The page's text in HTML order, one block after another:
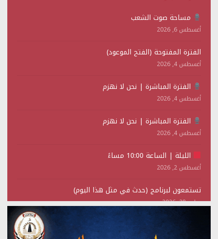
مساحة صوت الشعب
أغسطس 6, 2026
الفترة المفتوحة (الفتح الموعود)
أغسطس 4, 2026
الفترة المباشرة | نحن لا نهزم
أغسطس 4, 2026
الفترة المباشرة | نحن لا نهزم
أغسطس 4, 2026
الليلة | الساعة 10:00 مساءً
أغسطس 2, 2026
تستمعون لبرنامج (حدث في مثل هذا اليوم)
يوليو 28, 2026
(نحن لا نهزم) بث مباشر